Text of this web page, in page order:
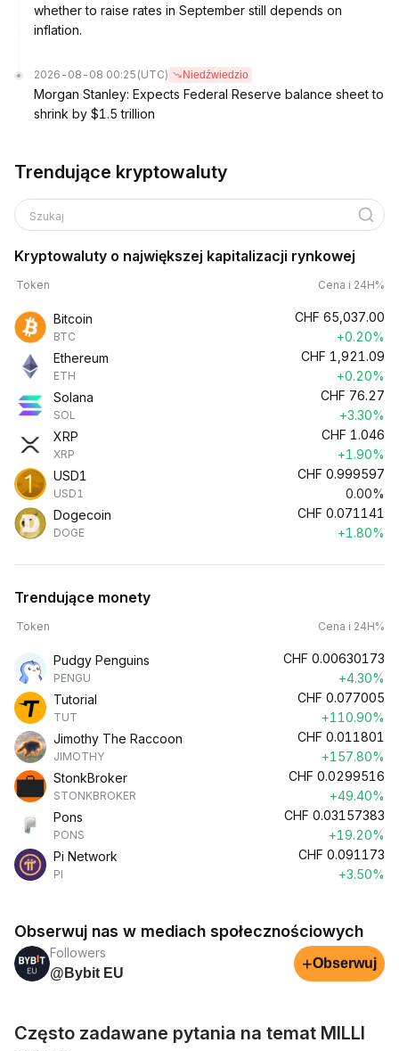
whether to raise rates in September still depends on
inflation.
2026-08-08 00:25 (UTC) Niedźwiedzio
Morgan Stanley: Expects Federal Reserve balance sheet to
shrink by $1.5 trillion
Trendujące kryptowaluty
Szukaj
Kryptowaluty o największej kapitalizacji rynkowej
Token Cena i 24H%
Bitcoin
BTC
CHF 65,037.00
+0.20%
Ethereum
ETH
CHF 1,921.09
+0.20%
Solana
SOL
CHF 76.27
+3.30%
XRP
XRP
CHF 1.046
+1.90%
USD1
USD1
CHF 0.999597
0.00%
Dogecoin
DOGE
CHF 0.071141
+1.80%
Trendujące monety
Token Cena i 24H%
Pudgy Penguins
PENGU
CHF 0.00630173
+4.30%
Tutorial
TUT
CHF 0.077005
+110.90%
Jimothy The Raccoon
JIMOTHY
CHF 0.011801
+157.80%
StonkBroker
STONKBROKER
CHF 0.0299516
+49.40%
Pons
PONS
CHF 0.03157383
+19.20%
Pi Network
PI
CHF 0.091173
+3.50%
Obserwuj nas w mediach społecznościowych
Followers
@Bybit EU
+Obserwuj
Często zadawane pytania na temat MILLI